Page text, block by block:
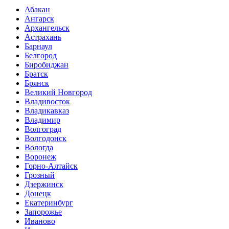
Абакан
Ангарск
Архангельск
Астрахань
Барнаул
Белгород
Биробиджан
Братск
Брянск
Великий Новгород
Владивосток
Владикавказ
Владимир
Волгоград
Волгодонск
Вологда
Воронеж
Горно-Алтайск
Грозный
Дзержинск
Донецк
Екатеринбург
Запорожье
Иваново